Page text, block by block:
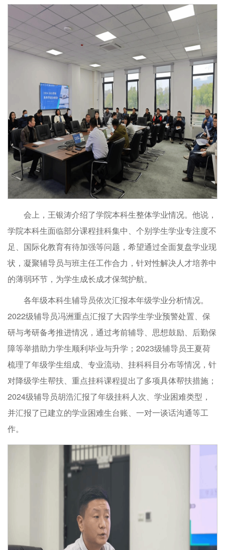
会上，王银涛介绍了学院本科生整体学业情况。他说，
学院本科生面临部分课程挂科集中、个别学生学业专注度不
足、国际化教育有待加强等问题，希望通过全面复盘学业现
状，凝聚辅导员与班主任工作合力，针对性解决人才培养中
的薄弱环节，为学生成长成才保驾护航。
各年级本科生辅导员依次汇报本年级学业分析情况。
2022级辅导员冯洲重点汇报了大四学生学业预警处置、保
研与考研备考推进情况，通过考前辅导、思想鼓励、后勤保
障等举措助力学生顺利毕业与升学；2023级辅导员王夏荷
梳理了年级学生组成、专业流动、挂科科目分布等情况，针
对降级学生帮扶、重点挂科课程提出了多项具体帮扶措施；
2024级辅导员胡浩汇报了年级挂科人次、学业困难类型，
并汇报了已建立的学业困难生台账、一对一谈话沟通等工
作。